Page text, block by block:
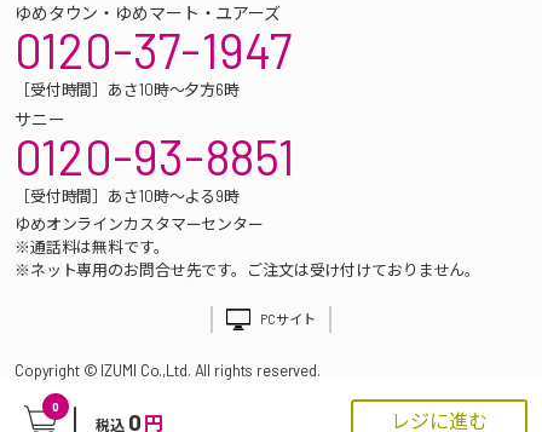
0
税込 0 円 レジに進む
ゆめタウン・ゆめマート・ユアーズ
0120-37-1947
［受付時間］あさ10時～夕方6時
サニー
0120-93-8851
［受付時間］あさ10時～よる9時
ゆめオンラインカスタマーセンター
※通話料は無料です。
※ネット専用のお問合せ先です。ご注文は受け付けておりません。
PCサイト
Copyright © IZUMI Co.,Ltd. All rights reserved.